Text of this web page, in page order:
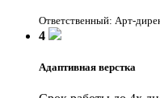
Ответственный: Арт-
4
Адаптивная верстка